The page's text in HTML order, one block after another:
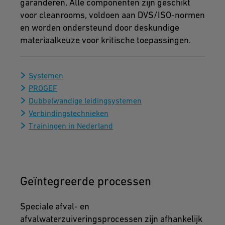
garanderen. Alle componenten zijn geschikt
voor cleanrooms, voldoen aan DVS/ISO-normen
en worden ondersteund door deskundige
materiaalkeuze voor kritische toepassingen.
Systemen
PROGEF
Dubbelwandige leidingsystemen
Verbindingstechnieken
Trainingen in Nederland
Geïntegreerde processen
Speciale afval- en
afvalwaterzuiveringsprocessen zijn afhankelijk